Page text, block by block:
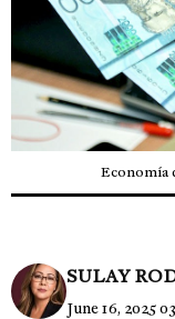
Economía
SULAY
June 16, 2025